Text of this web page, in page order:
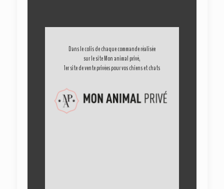
Dans le colis de chaque commande réalisée
sur le site Mon animal privé,
1er site de vente privées pour vos chiens et chats